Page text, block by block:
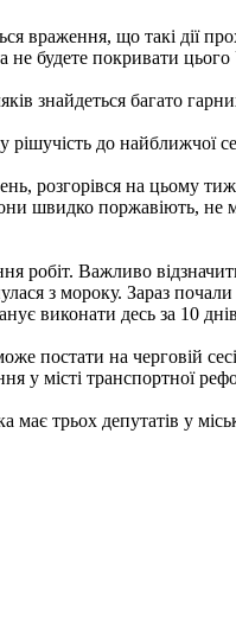
враження, що такі дії
не будете покривати
знайдеться багато
до найближчої
розгорівся на цьому
швидко поржавіють, не
робіт. Важливо
з мороку. Зараз
виконати десь за 10
постати на черговій
у місті транспортної
трьох депутатів у